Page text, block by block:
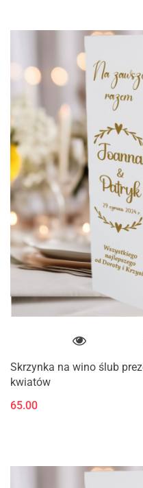
Skrzynka na wino ślub
kwiatów
65.00